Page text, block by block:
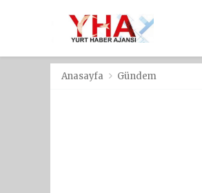
Anasayfa Gündem